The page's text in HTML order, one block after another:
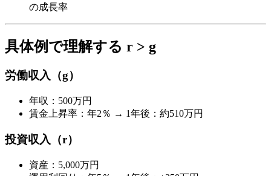
の成長率
具体例で理解する r > g
労働収入（g）
年収：500万円
賃金上昇率：年2％ → 1年後：約510万円
投資収入（r）
資産：5,000万円